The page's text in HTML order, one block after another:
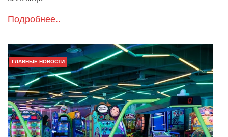
Подробнее..
ГЛАВНЫЕ НОВОСТИ